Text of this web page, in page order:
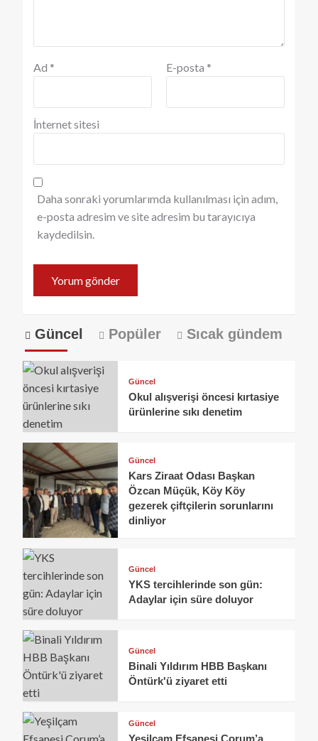
Ad * E-posta *
İnternet sitesi
Daha sonraki yorumlarımda kullanılması için adım,
e-posta adresim ve site adresim bu tarayıcıya
kaydedilsin.
Güncel Popüler Sıcak gündem
Güncel
Okul alışverişi öncesi kırtasiye
ürünlerine sıkı denetim
Güncel
Kars Ziraat Odası Başkan
Özcan Müçük, Köy Köy
gezerek çiftçilerin sorunlarını
dinliyor
Güncel
YKS tercihlerinde son gün:
Adaylar için süre doluyor
Güncel
Binali Yıldırım HBB Başkanı
Öntürk'ü ziyaret etti
Güncel